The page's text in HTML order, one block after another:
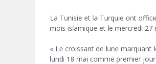
La Tunisie et la Turquie ont
mois islamique et le mercredi 27
« Le croissant de lune marquant
lundi 18 mai comme premier